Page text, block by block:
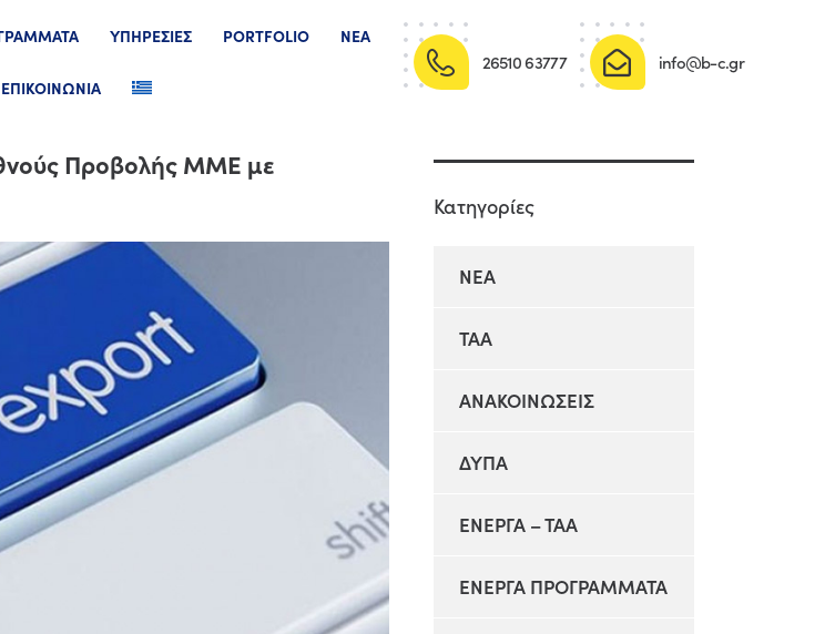
ΥΠΗΡΕΣΙΕΣ PORTFOLIO ΝΈΑ
ΕΠΙΚΟΙΝΩΝΙΑ
26510 63777 info@b-c.gr
Προβολής ΜΜΕ με
Κατηγορίες
NEA
TAA
ΑΝΑΚΟΙΝΩΣΕΙΣ
ΔΥΠΑ
ΕΝΕΡΓΑ – ΤΑΑ
ΕΝΕΡΓΑ ΠΡΟΓΡΑΜΜΑΤΑ